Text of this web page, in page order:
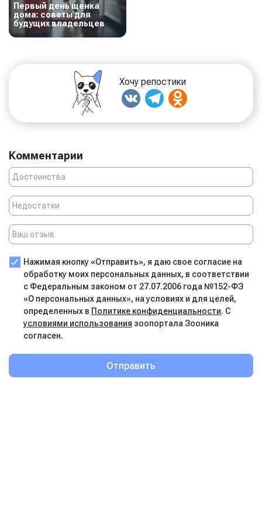
Первый день щенка
дома: советы для
будущих владельцев
Хочу репостики
Комментарии
Нажимая кнопку «Отправить», я даю свое согласие на
обработку моих персональных данных, в соответствии
с Федеральным законом от 27.07.2006 года №152-ФЗ
«О персональных данных», на условиях и для целей,
определенных в Политике конфиденциальности. С
условиями использования зоопортала Зооника
согласен.
Отправить